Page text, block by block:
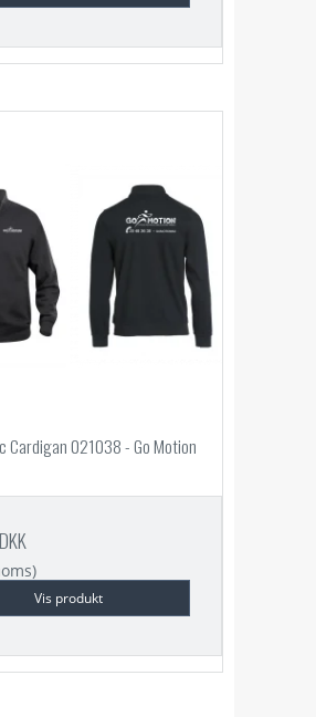
Cardigan 021038 - Go Motion
Vis produkt